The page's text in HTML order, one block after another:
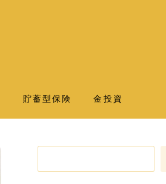
貯蓄型保険 金投資